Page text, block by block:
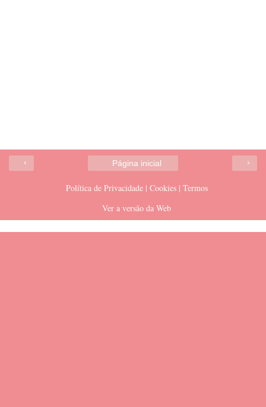
‹ ›
Página inicial
Política de Privacidade | Cookies | Termos
Ver a versão da Web